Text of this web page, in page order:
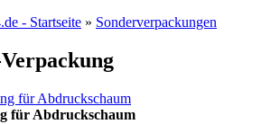
- Startseite » Sonderverpackungen
für Abdruckschaum